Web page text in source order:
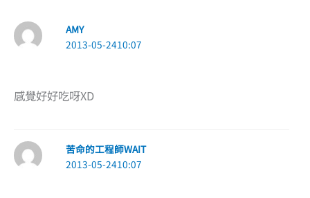
AMY
2013-05-2410:07
感覺好好吃呀XD
苦命的工程師WAIT
2013-05-2410:07